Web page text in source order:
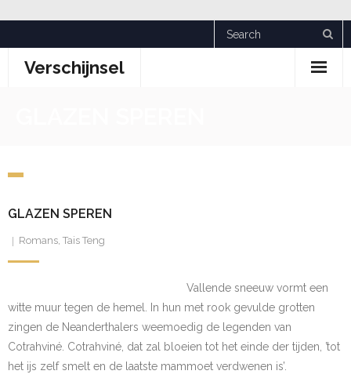
to
contentVerschijnsel
GLAZEN SPEREN
Romans, Tais Teng
Vallende sneeuw vormt een
witte muur tegen de hemel. In hun met rook gevulde grotten
zingen de Neanderthalers weemoedig de legenden van
Cotrahviné. Cotrahviné, dat zal bloeien tot het einde der tijden, ’tot
het ijs zelf smelt en de laatste mammoet verdwenen is’.